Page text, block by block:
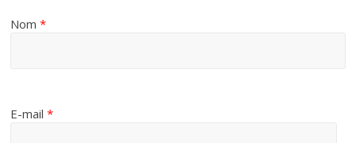
Nom*
E-mail*